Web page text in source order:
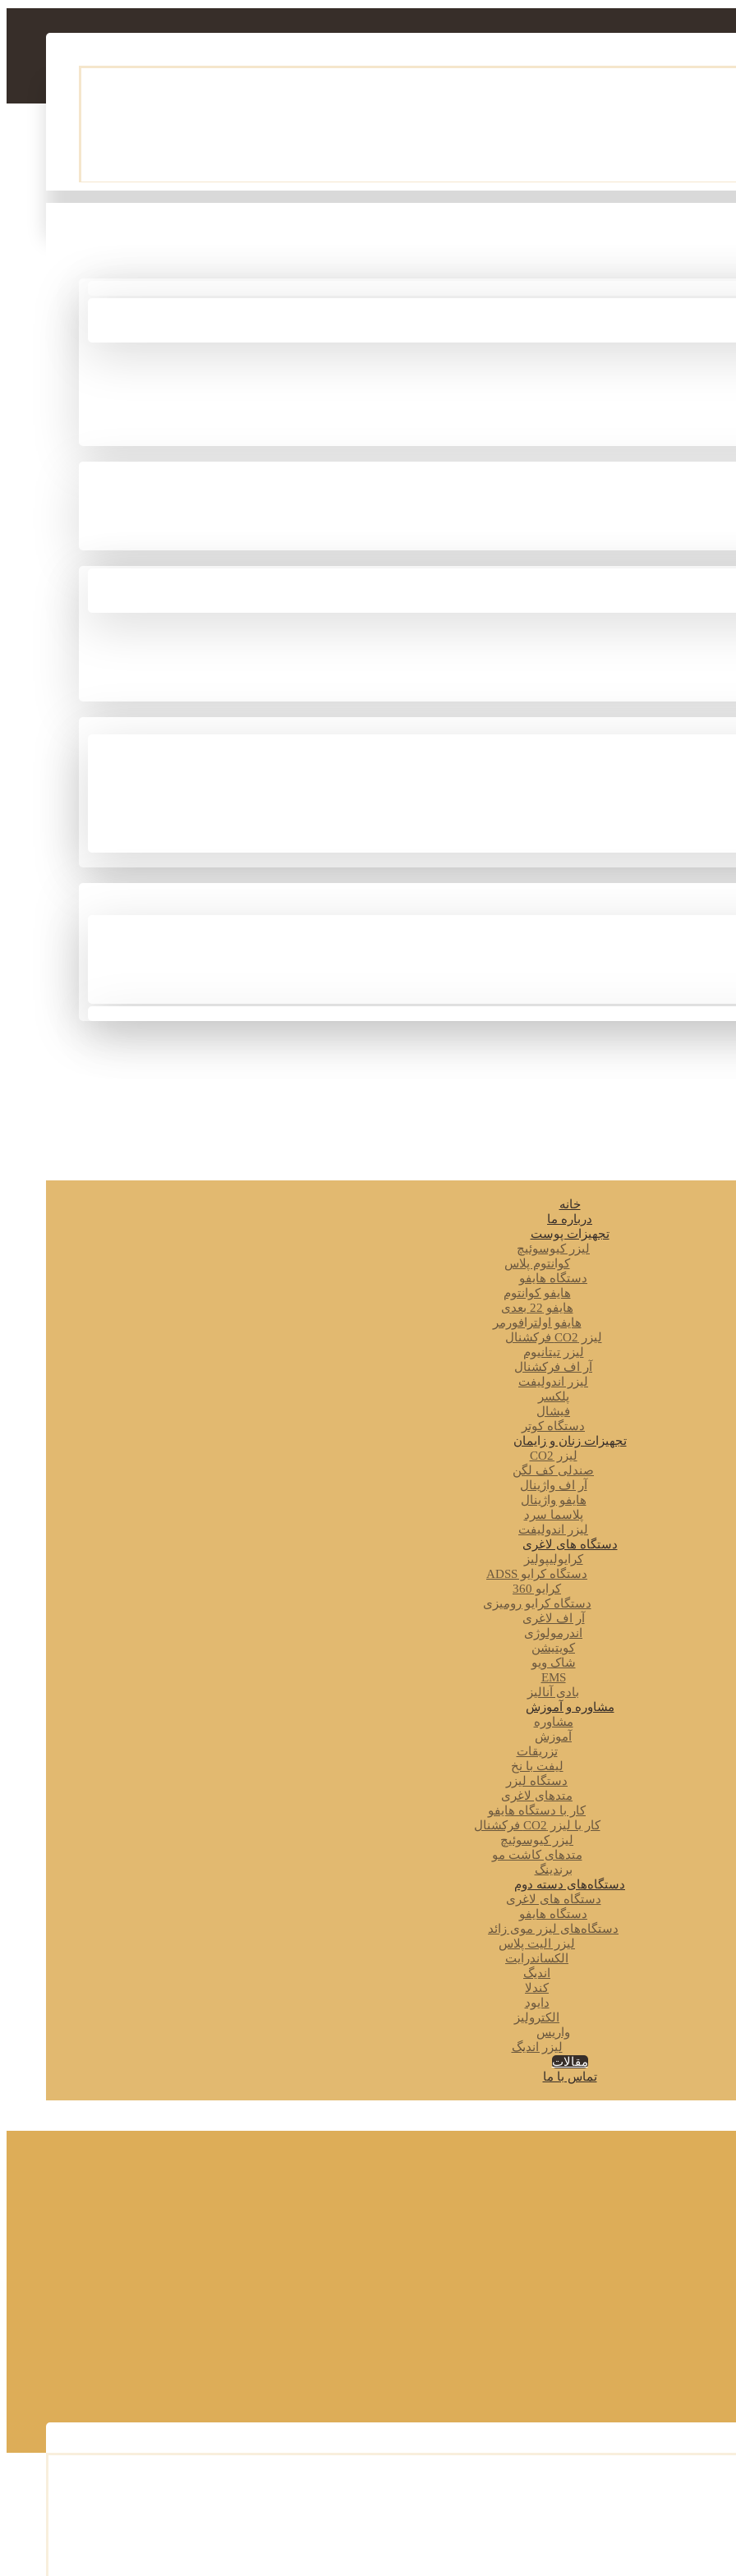
خانه
درباره ما
تجهیزات پوست
لیزر کیوسوئیچ
کوانتوم پلاس
دستگاه هایفو
هایفو کوانتوم
هایفو 22 بعدی
هایفو اولترافورمر
لیزر CO2 فرکشنال
لیزر تیتانیوم
آر اف فرکشنال
لیزر اندولیفت
پلکسر
فیشال
دستگاه کوتر
تجهیزات زنان و زایمان
لیزر CO2
صندلی کف لگن
آر اف واژینال
هایفو واژینال
پلاسما سرد
لیزر اندولیفت
دستگاه های لاغری
کرایولیپولیز
دستگاه کرایو ADSS
کرایو 360
دستگاه کرایو رومیزی
آر اف لاغری
اندرمولوژی
کویتیشن
شاک ویو
EMS
بادی آنالیز
مشاوره و آموزش
مشاوره
آموزش
تزریقات
لیفت با نخ
دستگاه لیزر
متدهای لاغری
کار با دستگاه هایفو
کار با لیزر CO2 فرکشنال
لیزر کیوسوئیچ
متدهای کاشت مو
برندینگ
دستگاه‌های دسته دوم
دستگاه های لاغری
دستگاه هایفو
دستگاه‌های لیزر موی زائد
لیزر الیت پلاس
الکساندرایت
اندیگ
کندلا
دایود
الکترولیز
واریس
لیزر اندیگ
مقالات
تماس با ما